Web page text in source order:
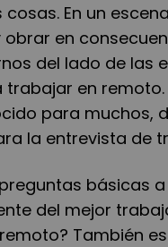
En un
en
del lado de las
en
para muchos,
la entrevista de
básicas
del mejor
También